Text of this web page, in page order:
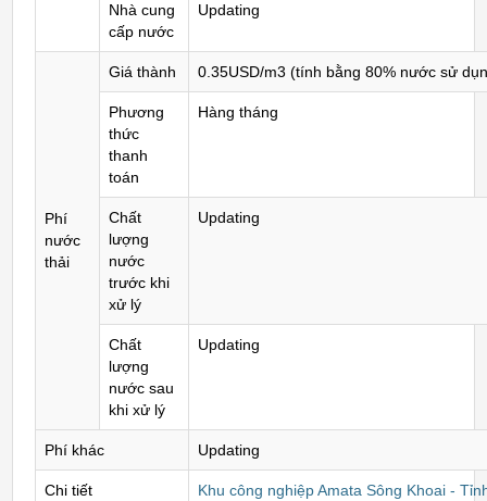
Nhà cung
cấp nước
Updating
Phí
nước
thải
Giá thành 0.35USD/m3 (tính bằng 80% nước sử
Phương
thức
thanh
toán
Hàng tháng
Chất
lượng
nước
trước khi
xử lý
Updating
Chất
lượng
nước sau
khi xử lý
Updating
Phí khác Updating
Chi tiết Khu công nghiệp Amata Sông Khoai -